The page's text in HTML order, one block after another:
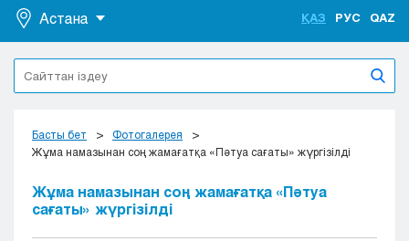
Астана
Астана
Алматы
Атырау
Караганда
Кокшетау
Костанай
ҚАЗ РУС QAZ
Басты бет
Фотогалерея
Жұма намазынан соң жамағатқа «Пәтуа сағаты» жүргізілді
Жұма намазынан соң жамағатқа «Пәтуа
сағаты» жүргізілді